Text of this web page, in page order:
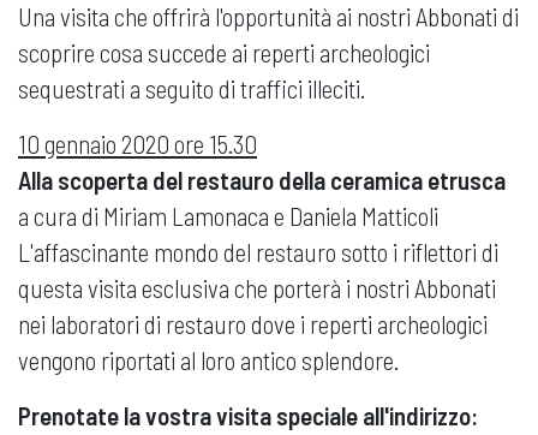
Una visita che offrirà l'opportunità ai nostri Abbonati di
scoprire cosa succede ai reperti archeologici
sequestrati a seguito di traffici illeciti.
10 gennaio 2020 ore 15.30
Alla scoperta del restauro della ceramica etrusca
a cura di Miriam Lamonaca e Daniela Matticoli
L'affascinante mondo del restauro sotto i riflettori di
questa visita esclusiva che porterà i nostri Abbonati
nei laboratori di restauro dove i reperti archeologici
vengono riportati al loro antico splendore.
Prenotate la vostra visita speciale all'indirizzo: